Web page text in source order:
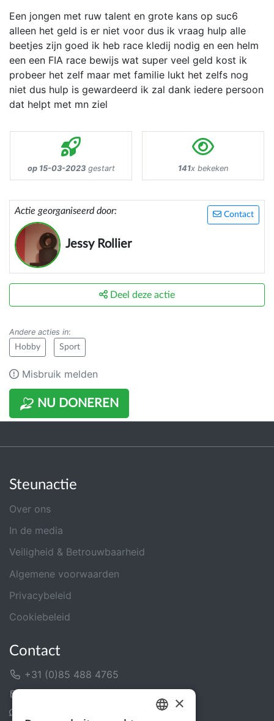
Een jongen met ruw talent en grote kans op suc6
alleen het geld is er niet voor dus ik vraag hulp alle
beetjes zijn goed ik heb race kledij nodig en een helm
een een FIA race bewijs wat super veel geld kost ik
probeer het zelf maar met familie lukt het zelfs nog
niet dus hulp is gewardeerd ik zal dank iedere persoon
dat helpt met mn ziel
op 15-03-2023gestart 141x bekeken
Contact
Actie georganiseerd door:
Jessy Rollier
NU DONEREN
Deel deze actie
Andere acties in:
Hobby Sport
Misbruik melden
Steunactie
Over ons
In de media
Veiligheid & Betrouwbaarheid
Algemene voorwaarden
Privacybeleid
Cookiebeleid
Contact
+31 (0)85 488 4765
×